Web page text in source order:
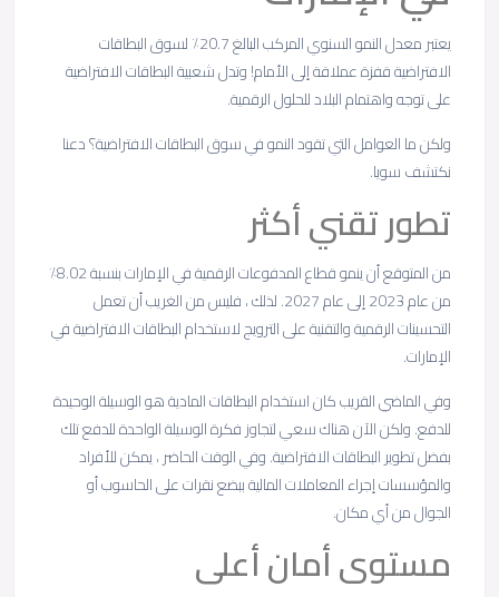
يعتبر معدل النمو السنوي المركب البالغ 20.7٪ لسوق البطاقات
الافتراضية قفزة عملاقة إلى الأمام! وتدل شعبية البطاقات الافتراضية
على توجه واهتمام البلاد للحلول الرقمية.
ولكن ما العوامل التي تقود النمو في سوق البطاقات الافتراضية؟ دعنا
نكتشف سويا.
تطور تقني أكثر
من المتوقع أن ينمو قطاع المدفوعات الرقمية في الإمارات بنسبة 8.02٪
من عام 2023 إلى عام 2027. لذلك ، فليس من الغريب أن تعمل
التحسينات الرقمية والتقنية على الترويج لاستخدام البطاقات الافتراضية في
الإمارات.
وفي الماضي القريب كان استخدام البطاقات المادية هو الوسيلة الوحيدة
للدفع. ولكن الآن هناك سعي لتجاوز فكرة الوسيلة الواحدة للدفع تلك
بفضل تطوير البطاقات الافتراضية. وفي الوقت الحاضر ، يمكن للأفراد
والمؤسسات إجراء المعاملات المالية ببضع نقرات على الحاسوب أو
الجوال من أي مكان.
مستوى أمان أعلى